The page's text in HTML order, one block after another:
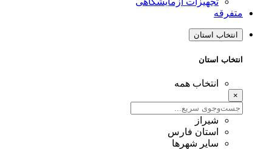
متفرقه
انتخاب استان
انتخاب استان
انتخاب همه
×
شیراز
استان فارس
سایر شهرها